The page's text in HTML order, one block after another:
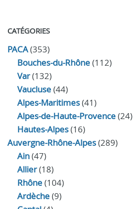
CATÉGORIES
PACA(353)
Bouches-du-Rhône(112)
Var(132)
Vaucluse(44)
Alpes-Maritimes(41)
Alpes-de-Haute-Provence(24)
Hautes-Alpes(16)
Auvergne-Rhône-Alpes(289)
Ain(47)
Allier(18)
Rhône(104)
Ardèche(9)